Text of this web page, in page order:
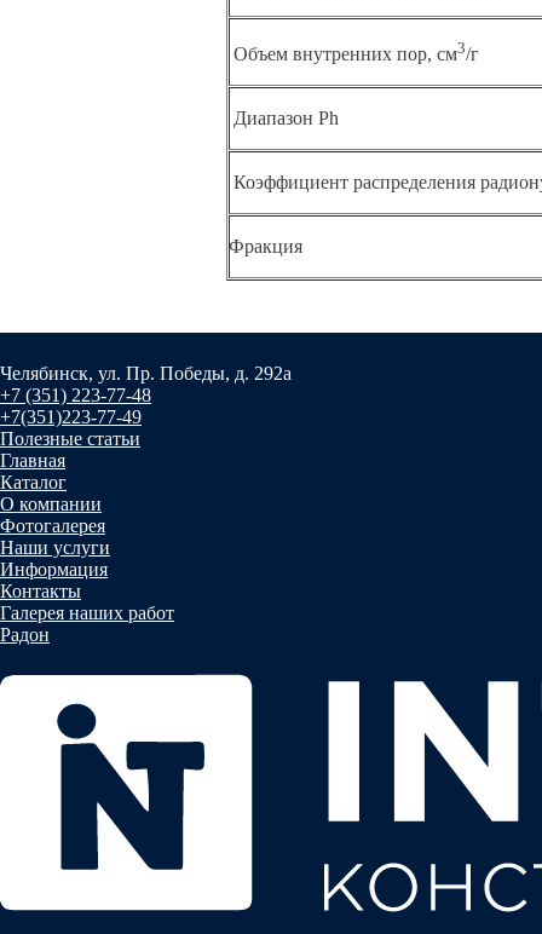
Объем внутренних пор, см3/г
Диапазон Ph
Коэффициент распределения
Фракция
Челябинск, ул. Пр. Победы, д. 292а
+7 (351) 223-77-48
+7(351)223-77-49
Полезные статьи
Главная
Каталог
О компании
Фотогалерея
Наши услуги
Информация
Контакты
Галерея наших работ
Радон